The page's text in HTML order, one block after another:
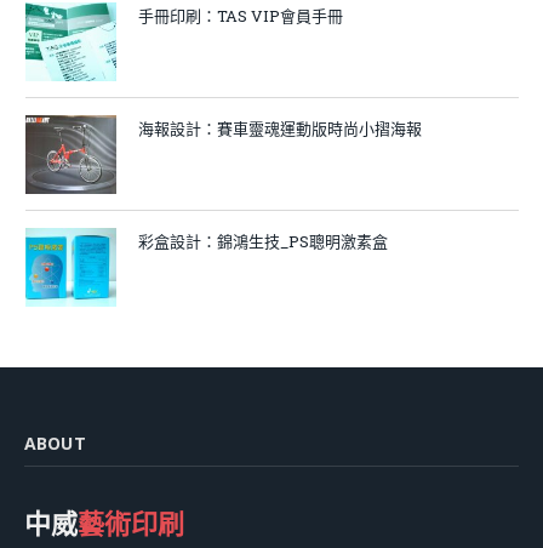
手冊印刷：TAS VIP會員手冊
海報設計：賽車靈魂運動版時尚小摺海報
彩盒設計：錦鴻生技_PS聰明激素盒
ABOUT
中威藝術印刷